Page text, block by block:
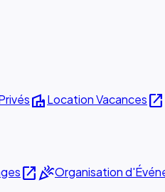
villaLocation Vacancesopen_in_new
open_in_newcelebrationOrganisation